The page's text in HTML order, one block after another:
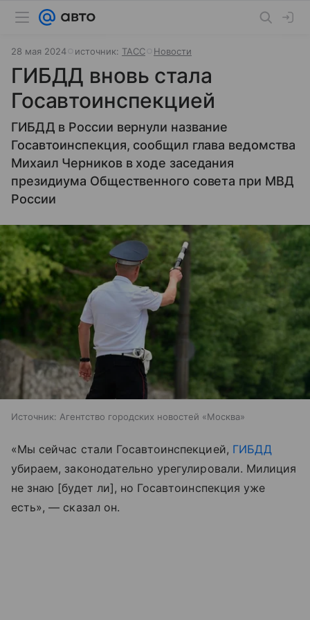
28 мая 2024 источник: ТАСС Новости
ГИБДД вновь стала
Госавтоинспекцией
ГИБДД в России вернули название
Госавтоинспекция, сообщил глава ведомства
Михаил Черников в ходе заседания
президиума Общественного совета при МВД
России
Источник: Агентство городских новостей «Москва»
«Мы сейчас стали Госавтоинспекцией, ГИБДД
убираем, законодательно урегулировали. Милиция
не знаю [будет ли], но Госавтоинспекция уже
есть», — сказал он.